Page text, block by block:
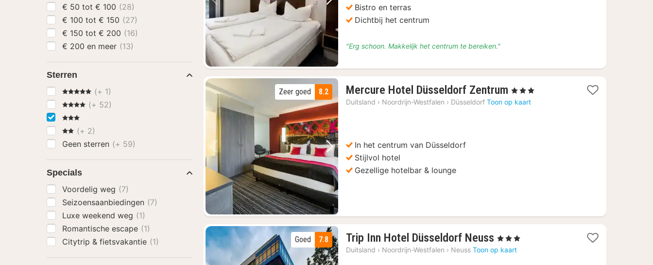
Vorige foto Volgende foto
Bistro en terras
Dichtbij het centrum
"Erg schoon. Makkelijk het centrum te bereiken."
Vorige foto Volgende foto
8.2
Zeer goed Mercure Hotel Düsseldorf Zentrum 2
nachten
, 3 Sterren
Duitsland › Noordrijn-Westfalen › Düsseldorf Toon op kaart
In het centrum van Düsseldorf
Stijlvol hotel
Gezellige hotelbar & lounge
7.8
Goed Trip Inn Hotel Düsseldorf Neuss 3
nachten
, 3 Sterren
Duitsland › Noordrijn-Westfalen › Neuss Toon op kaart
€ 50 tot € 100 (28)
€ 100 tot € 150 (27)
€ 150 tot € 200 (16)
€ 200 en meer (13)
Sterren
5 Sterren(+ 1)
4 Sterren(+ 52)
3 Sterren
2 Sterren
(+ 2)
Geen sterren (+ 59)
Specials
Voordelig weg (7)
Seizoensaanbiedingen (7)
Luxe weekend weg (1)
Romantische escape (1)
Citytrip & fietsvakantie (1)